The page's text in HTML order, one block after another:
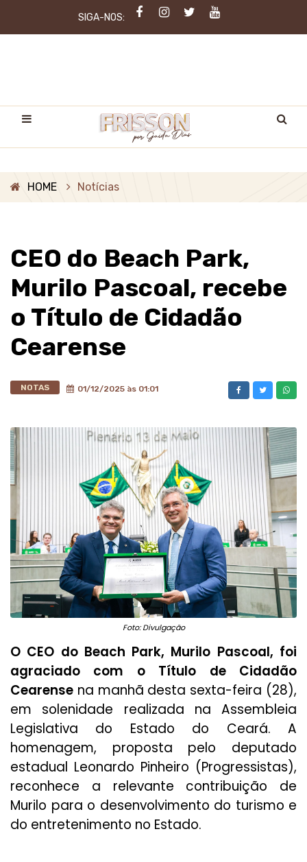
SIGA-NOS:
HOME Notícias
CEO do Beach Park,
Murilo Pascoal, recebe
o Título de Cidadão
Cearense
NOTAS 01/12/2025 às 01:01
Foto: Divulgação
O CEO do Beach Park, Murilo Pascoal, foi
agraciado com o Título de Cidadão
Cearense na manhã desta sexta-feira (28),
em solenidade realizada na Assembleia
Legislativa do Estado do Ceará. A
homenagem, proposta pelo deputado
estadual Leonardo Pinheiro (Progressistas),
reconhece a relevante contribuição de
Murilo para o desenvolvimento do turismo e
do entretenimento no Estado.